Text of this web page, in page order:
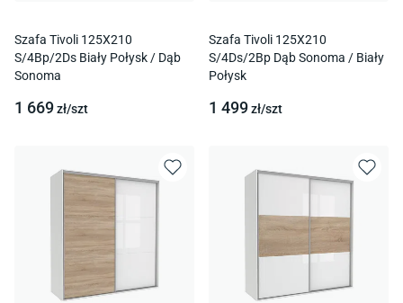
Szafa Tivoli 125X210
S/4Bp/2Ds Biały Połysk / Dąb
Sonoma
1 669zł/szt
Szafa Tivoli 125X210
S/4Ds/2Bp Dąb Sonoma / Biały
Połysk
1 499zł/szt